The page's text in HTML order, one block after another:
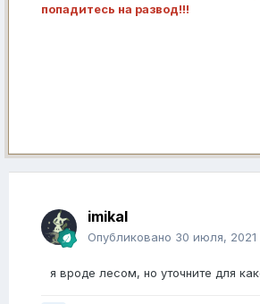
попадитесь на развод!!!
imikal
Опубликовано 30 июля, 2021
я вроде лесом, но уточните для